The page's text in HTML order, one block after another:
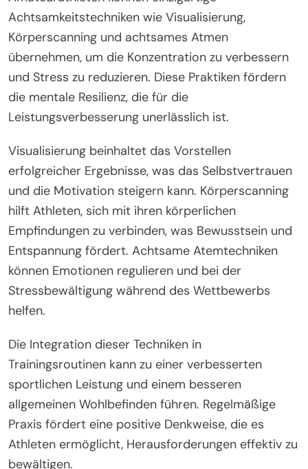
Achtsamkeitstechniken wie Visualisierung,
Körperscanning und achtsames Atmen
übernehmen, um die Konzentration zu verbessern
und Stress zu reduzieren. Diese Praktiken fördern
die mentale Resilienz, die für die
Leistungsverbesserung unerlässlich ist.
Visualisierung beinhaltet das Vorstellen
erfolgreicher Ergebnisse, was das Selbstvertrauen
und die Motivation steigern kann. Körperscanning
hilft Athleten, sich mit ihren körperlichen
Empfindungen zu verbinden, was Bewusstsein und
Entspannung fördert. Achtsame Atemtechniken
können Emotionen regulieren und bei der
Stressbewältigung während des Wettbewerbs
helfen.
Die Integration dieser Techniken in
Trainingsroutinen kann zu einer verbesserten
sportlichen Leistung und einem besseren
allgemeinen Wohlbefinden führen. Regelmäßige
Praxis fördert eine positive Denkweise, die es
Athleten ermöglicht, Herausforderungen effektiv zu
bewältigen.